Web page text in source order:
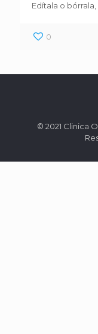
Edítala o
0
© 2021 Clinica